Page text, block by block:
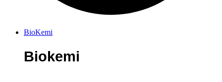
BioKemi
Biokemi